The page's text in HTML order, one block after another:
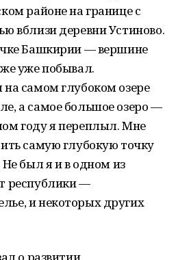
районе на границе с
вблизи деревни Устиново.
Башкирии — вершине
уже побывал.
самом глубоком озере
а самое большое озеро —
году я переплыл. Мне
самую глубокую точку
был я и в одном из
республики —
и некоторых других